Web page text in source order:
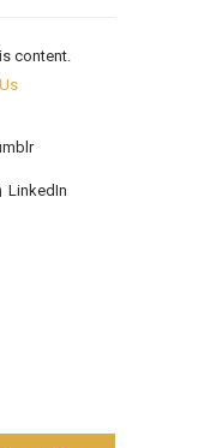
content.
LinkedIn